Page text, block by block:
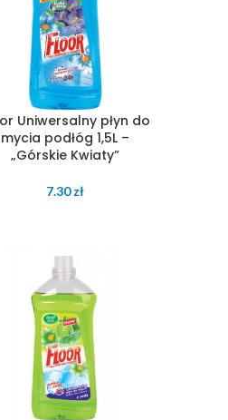
Uniwersalny płyn do
mycia podłóg 1,5L –
„Górskie Kwiaty”
7.30zł